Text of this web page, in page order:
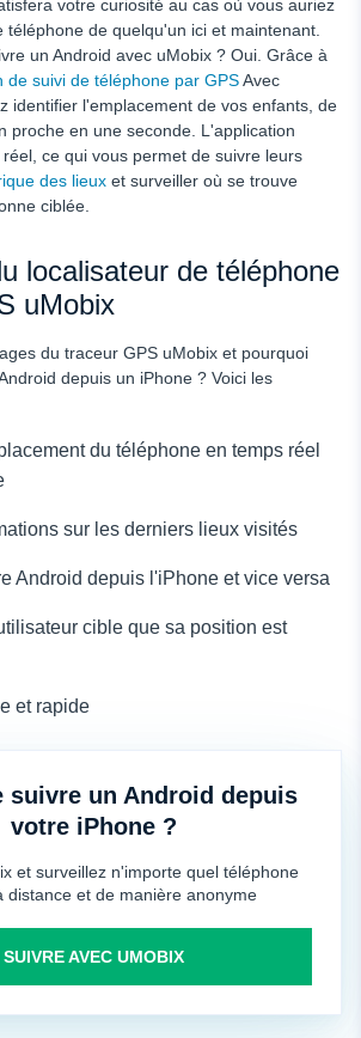
votre curiosité au cas où vous auriez
téléphone de quelqu'un ici et maintenant.
un Android avec uMobix ? Oui. Grâce à
de suivi de téléphone par GPSAvec
identifier l'emplacement de vos enfants, de
proche en une seconde. L'application
ce qui vous permet de suivre leurs
des lieux et surveiller où se trouve
ciblée.
localisateur de téléphone
uMobix
du traceur GPS uMobix et pourquoi
depuis un iPhone ? Voici les
du téléphone en temps réel
sur les derniers lieux visités
Android depuis l'iPhone et vice versa
cible que sa position est
et rapide
suivre un Android depuis
votre iPhone ?
et surveillez n'importe quel téléphone
distance et de manière anonyme
SUIVRE AVEC UMOBIX